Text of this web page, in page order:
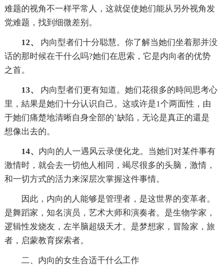
难题的视角不一样平常人，这就促使她们能从另外视角发
觉难题，找到细微差别。
12、
内向型者们十分聪慧。你了解当她们坐着那并没
话的那时候在干什么吗?她们在思索，它是内向者的优势
之首。
13、
内向型者们更有知道。她们花很多的時间思考心
里，結果是她们十分认识自己。这或许是1个两面性，由
于她们痛楚地清晰自身全部的`缺陷，无论是真正的還是
想像出去的。
14、 内向的人一遇风云录便化龙。当她们对某件事有
激情时，就会去一切他人相同，竭尽很多的头脑，激情，
和一切方式的活力来深层次掌握这件事情。
因此，内向的人能够是管理者，是这世界的变革者。
是舞蹈家，知名演员，艺术大师和演奏者。是生物学家，
逻辑性发烧友，左半脑超级天才。是梦想家，冒险家，旅
者，启蒙教育探索者。
二、内向的女生合适干什么工作